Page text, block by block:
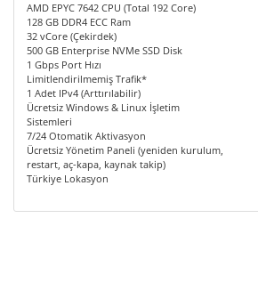
AMD EPYC 7642 CPU (Total 192 Core)
128 GB DDR4 ECC Ram
32 vCore (Çekirdek)
500 GB Enterprise NVMe SSD Disk
1 Gbps Port Hızı
Limitlendirilmemiş Trafik*
1 Adet IPv4 (Arttırılabilir)
Ücretsiz Windows & Linux İşletim
Sistemleri
7/24 Otomatik Aktivasyon
Ücretsiz Yönetim Paneli (yeniden kurulum,
restart, aç-kapa, kaynak takip)
Türkiye Lokasyon